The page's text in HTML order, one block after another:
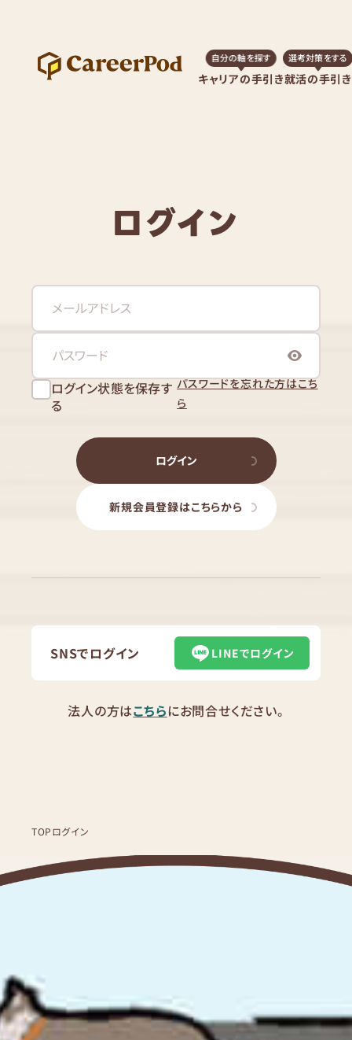
キャリアの手引き
自分の軸を探す
就活の手引き
選考対策をする
ログイン
ログイン状態を保存す
る
パスワードを忘れた方はこち
ら
ログイン
新規会員登録はこちらから
SNSでログイン LINEでログイン
法人の方はこちらにお問合せください。
TOPログイン